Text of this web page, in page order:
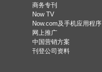
商务专刊
Now TV
Now.com及手机应用程序
网上推广
中国营销方案
刊登公司资料